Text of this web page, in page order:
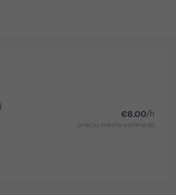
€8.00/h
precio medio estimado